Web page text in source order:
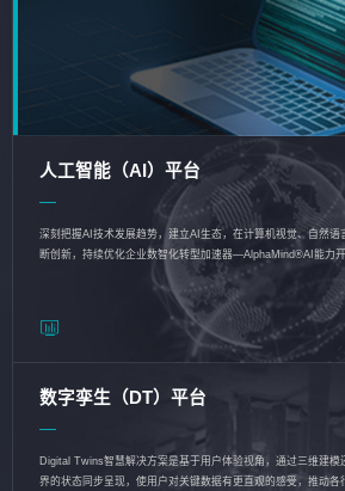
人工智能（AI）平台
深刻把握AI技术发展趋势，建立AI生态，在计算机视觉、自然语
断创新，持续优化企业数智化转型加速器—AlphaMind®AI能力
数字孪生（DT）平台
Digital Twins智慧解决方案是基于用户体验视角，通过三维建模
界的状态同步呈现，使用户对关键数据有更直观的感受，推动各